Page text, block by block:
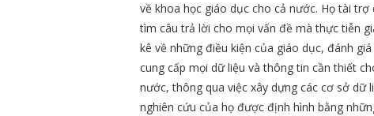
về khoa học giáo dục cho cả nước. Họ tài
tìm câu trả lời cho mọi vấn đề mà thực tiễn
kê về những điều kiện của giáo dục, đánh
cung cấp mọi dữ liệu và thông tin cần thiết
nước, thông qua việc xây dựng các cơ sở dữ
nghiên cứu của họ được định hình bằng